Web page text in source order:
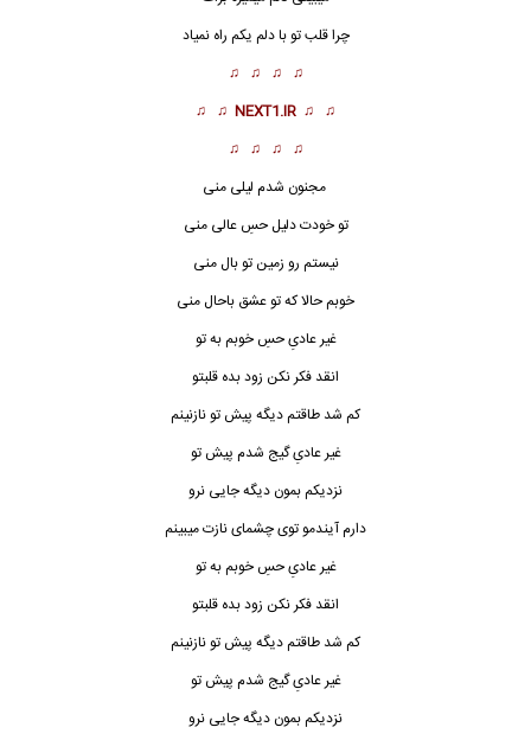
چرا قلب تو با دلم یکم راه نمیاد
♫ ♫ ♫ ♫
♫ ♫
NEXT1.IR
♫ ♫
♫ ♫ ♫ ♫
مجنون شدم لیلی منی
تو خودت دلیل حسِ عالی منی
نیستم رو زمین تو بال منی
خوبم حالا که تو عشق باحال منی
غیر عادیِ حسِ خوبم به تو
انقد فکر نکن زود بده قلبتو
کم شد طاقتم دیگه پیش تو نازنینم
غیرعادیِگیج شدم پیش تو
نزدیکم بمون دیگه جایی نرو
دارم آیندمو توی چشمای نازت میبینم
غیر عادیِ حسِ خوبم به تو
انقد فکر نکن زود بده قلبتو
کم شد طاقتم دیگه پیش تو نازنینم
غیر عادیِ گیج شدم پیش تو
نزدیکم بمون دیگه جایی نرو